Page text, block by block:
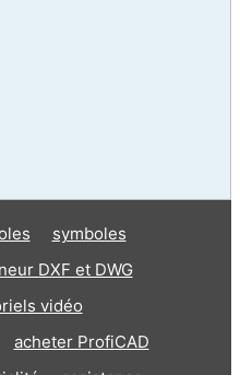
symboles
DXF et DWG
vidéo
acheter ProfiCAD